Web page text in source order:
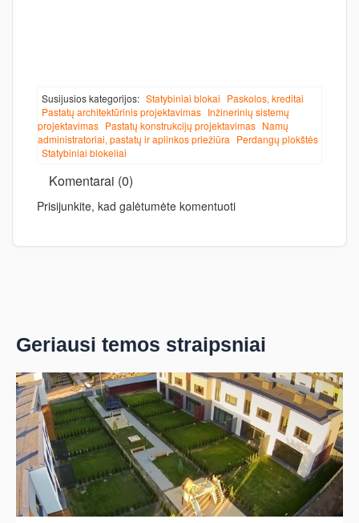
Susijusios kategorijos: Statybiniai blokai Paskolos, kreditai
Pastatų architektūrinis projektavimas Inžinerinių sistemų
projektavimas Pastatų konstrukcijų projektavimas Namų
administratoriai, pastatų ir aplinkos priežiūra Perdangų plokštės
Statybiniai blokeliai
Komentarai (0)
Prisijunkite, kad galėtumėte komentuoti
Geriausi temos straipsniai